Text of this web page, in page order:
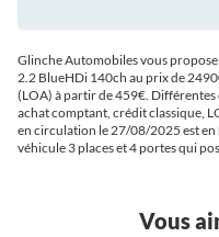
Glinche Automobiles vous propose
2.2 BlueHDi 140ch au prix de
(LOA) à partir de 459€. Différentes
achat comptant, crédit classique,
en circulation le 27/08/2025 est en
véhicule 3 places et 4 portes qui
Vous